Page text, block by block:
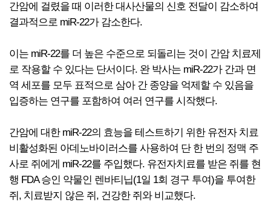
간암에 걸렸을 때 이러한 대사산물의 신호 전달이 감소하여
결과적으로 miR-22가 감소한다.
이는 miR-22를 더 높은 수준으로 되돌리는 것이 간암 치료제
로 작용할 수 있다는 단서이다. 완 박사는 miR-22가 간과 면
역 세포를 모두 표적으로 삼아 간 종양을 억제할 수 있음을
입증하는 연구를 포함하여 여러 연구를 시작했다.
간암에 대한 miR-22의 효능을 테스트하기 위한 유전자 치료
비활성화된 아데노바이러스를 사용하여 단 한 번의 정맥 주
사로 쥐에게 miR-22를 주입했다. 유전자치료를 받은 쥐를 현
행 FDA 승인 약물인 렌바티닙(1일 1회 경구 투여)을 투여한
쥐, 치료받지 않은 쥐, 건강한 쥐와 비교했다.